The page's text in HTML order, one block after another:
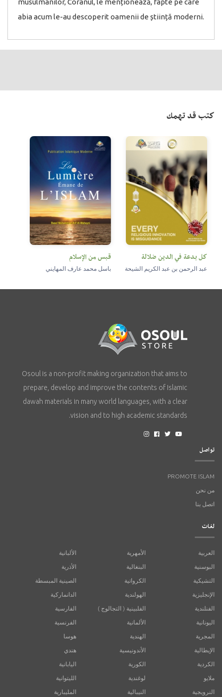
abia acum le-au descoperit oamenii de știință moderni.
كتب قد تهمك
كل بدعة في الدين ضلالة
عبد الرحمن بن عبد الكريم الشيحة
قبس من الإسلام
باسل محمد عارف المهايني
Osoul is a non-profit making organization that aims to
prepare, develop and improve the contents of Islamic
dawah materials in many world languages, with a clear
vision and to high academic standards.
تواصل
PROMOTE ISLAM
من نحن
اتصل بنا
لغات
الألبانية الأمهرية العربية
الأذرية البنغالية البوسنية
الصينية المبسطة الكرواتية التشيكية
الدانماركية الهولندية الإنجليزية
الفارسية الفلبينية ( التجالوج ) الفنلندية
الفرنسية الألمانية اليونانية
هوسا الهندية المجرية
هندي الأندونيسية الإيطالية
اليابانية الكورية الكردية
الليتوانية لوغندية ملايو
المليبارية النيبالية النرويجية